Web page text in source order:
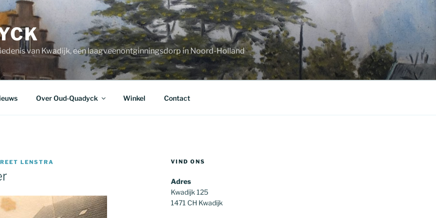
van Kwadijk, een laagveenontginningsdorp in Noord-Holland
Over Oud-Quadyck Winkel Contact
LENSTRA VIND ONS
Adres
Kwadijk 125
1471 CH Kwadijk